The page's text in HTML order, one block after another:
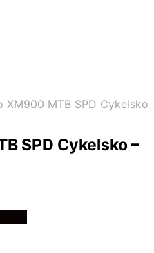
XM900 MTB SPD Cykelsko
SPD Cykelsko –